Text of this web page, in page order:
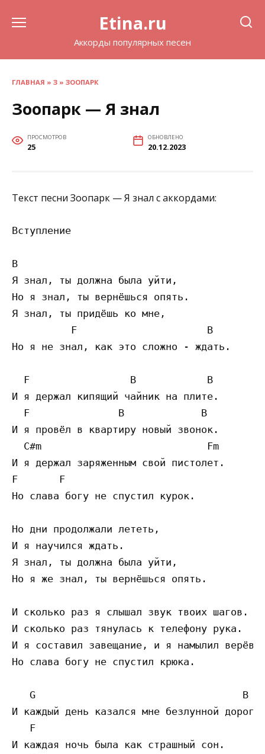
Etina.ru
Аккорды популярных песен
ГЛАВНАЯ » З » ЗООПАРК
Зоопарк — Я знал
ПРОСМОТРОВ
25
ОБНОВЛЕНО
20.12.2023
Текст песни Зоопарк — Я знал с аккордами:
Вступление
B
Я знал, ты должна была уйти,
Но я знал, ты вернёшься опять.
Я знал, ты придёшь ко мне,
          F                      B
Но я не знал, как это сложно - ждать.
  F                 B            B
И я держал кипящий чайник на плите.
  F               B             B
И я провёл в квартиру новый звонок.
  C#m                            Fm
И я держал заряженным свой пистолет.
F       F
Но слава богу не спустил курок.
Но дни продолжали лететь,
И я научился ждать.
Я знал, ты должна была уйти,
Но я же знал, ты вернёшься опять.
И сколько раз я слышал звук твоих шагов.
И сколько раз тянулась к телефону рука.
И я составил завещание, и я намылил
Но слава богу не спустил крюка.
   G                                   B
И каждый день казался мне безлунной
   F
И каждая ночь была как страшный сон.